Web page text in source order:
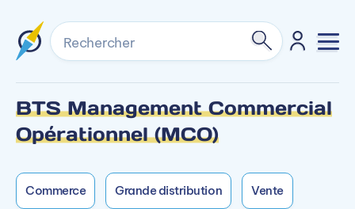
Rechercher
BTS Management Commercial
Opérationnel (MCO)
Commerce Grande distribution Vente
Formation non dispensée en alternance sur ce
campus.
Formation non dispensée en mixte sur ce
campus.